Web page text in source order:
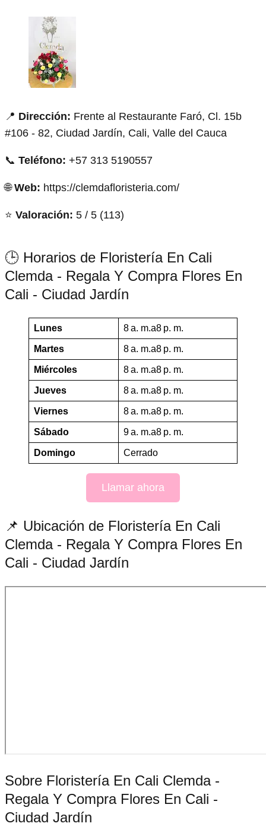
📍 Dirección: Frente al Restaurante Faró, Cl. 15b
#106 - 82, Ciudad Jardín, Cali, Valle del Cauca
📞 Teléfono: +57 313 5190557
🌐Web: https://clemdafloristeria.com/
⭐ Valoración: 5 / 5 (113)
🕒 Horarios de Floristería En Cali
Clemda - Regala Y Compra Flores En
Cali - Ciudad Jardín
Lunes 8 a. m.a8 p. m.
Martes 8 a. m.a8 p. m.
Miércoles 8 a. m.a8 p. m.
Jueves 8 a. m.a8 p. m.
Viernes 8 a. m.a8 p. m.
Sábado 9 a. m.a8 p. m.
Domingo Cerrado
Llamar ahora
📌 Ubicación de Floristería En Cali
Clemda - Regala Y Compra Flores En
Cali - Ciudad Jardín
Sobre Floristería En Cali Clemda -
Regala Y Compra Flores En Cali -
Ciudad Jardín